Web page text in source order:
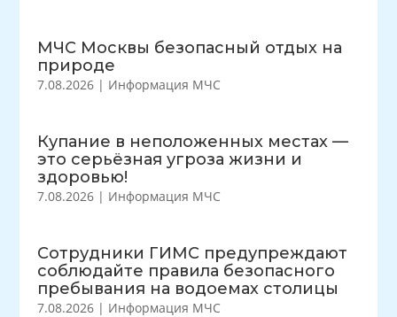
МЧС Москвы безопасный отдых на
природе
7.08.2026 | Информация МЧС
Купание в неположенных местах —
это серьёзная угроза жизни и
здоровью!
7.08.2026 | Информация МЧС
Сотрудники ГИМС предупреждают
соблюдайте правила безопасного
пребывания на водоемах столицы
7.08.2026 | Информация МЧС